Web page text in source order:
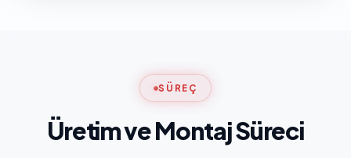
SÜREÇ
Üretim ve Montaj Süreci